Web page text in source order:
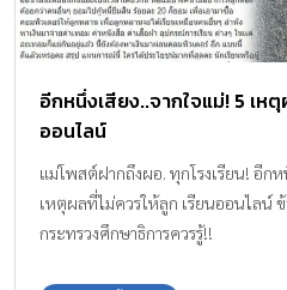
อีกหนึ่งเสียง..จากใจแม่! 5 เห
ออนไลน์
แม่โพสต์ฝากถึงผอ. ทุกโรงเรียน! อีก
เหตุผลที่ไม่ควรให้ลูก เรียนออนไลน์
กระทรวงศึกษาธิการควรรู้!!